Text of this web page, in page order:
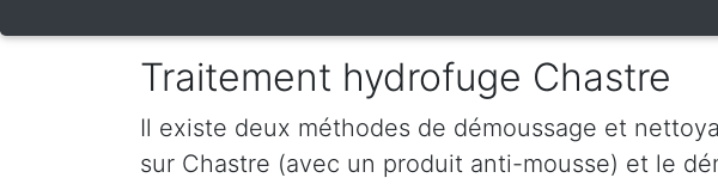
Traitement hydrofuge Chastre
Il existe deux méthodes de démoussage et
sur Chastre (avec un produit anti-mousse) et le